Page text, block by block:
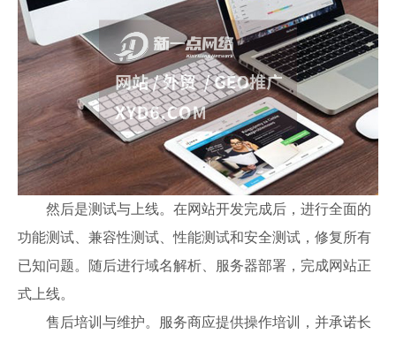
然后是测试与上线。在网站开发完成后，进行全面的
功能测试、兼容性测试、性能测试和安全测试，修复所有
已知问题。随后进行域名解析、服务器部署，完成网站正
式上线。
售后培训与维护。服务商应提供操作培训，并承诺长